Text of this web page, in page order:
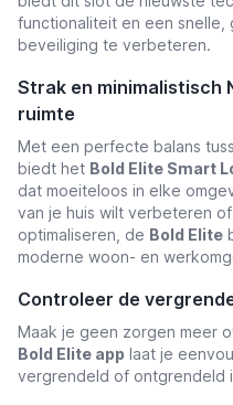
functionaliteit en een snelle,
beveiliging te verbeteren.
Strak en minimalistisch
ruimte
Met een perfecte balans
biedt het Bold Elite Smart
dat moeiteloos in elke
van je huis wilt verbeteren
optimaliseren, de Bold Elite
moderne woon- en
Controleer de
Maak je geen zorgen meer
Bold Elite app laat je
vergrendeld of ontgrendeld